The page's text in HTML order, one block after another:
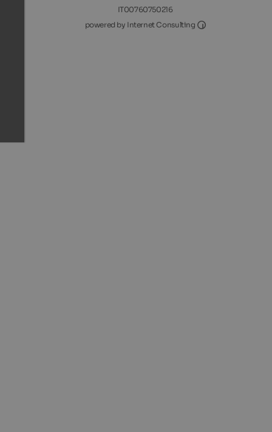
IT00760750216
powered by Internet Consulting
Internet